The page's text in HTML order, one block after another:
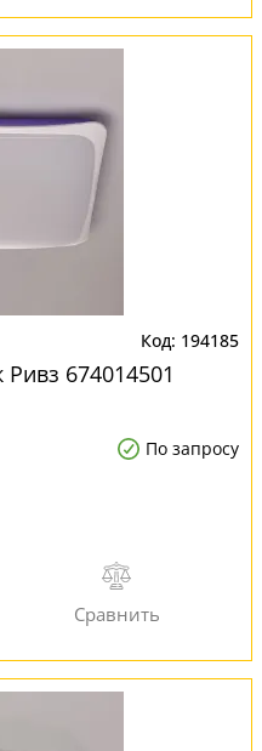
194185
674014501
По запросу